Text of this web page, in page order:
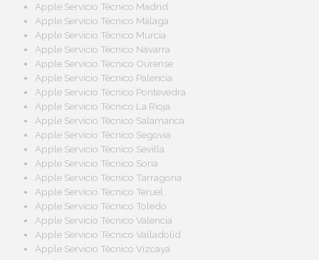
Apple Servicio Técnico Madrid
Apple Servicio Técnico Málaga
Apple Servicio Técnico Murcia
Apple Servicio Técnico Navarra
Apple Servicio Técnico Ourense
Apple Servicio Técnico Palencia
Apple Servicio Técnico Pontevedra
Apple Servicio Técnico La Rioja
Apple Servicio Técnico Salamanca
Apple Servicio Técnico Segovia
Apple Servicio Técnico Sevilla
Apple Servicio Técnico Soria
Apple Servicio Técnico Tarragona
Apple Servicio Técnico Teruel
Apple Servicio Técnico Toledo
Apple Servicio Técnico Valencia
Apple Servicio Técnico Valladolid
Apple Servicio Técnico Vizcaya